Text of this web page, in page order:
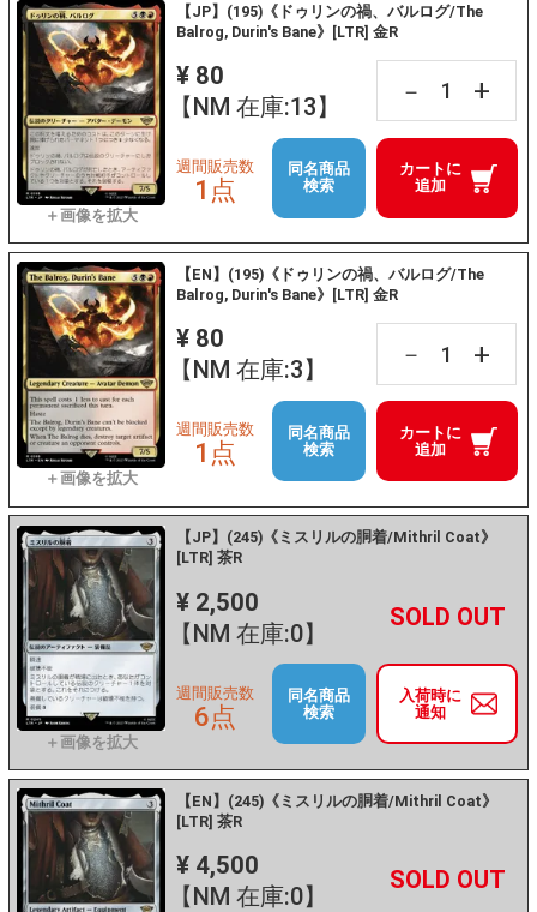
【JP】(195)《ドゥリンの禍、バルログ/The
Balrog, Durin's Bane》[LTR] 金R
¥ 80
【NM 在庫:13】
－ +
カートに
追加
週間販売数
1点
同名商品
検索
【EN】(195)《ドゥリンの禍、バルログ/The
Balrog, Durin's Bane》[LTR] 金R
¥ 80
【NM 在庫:3】
－ +
カートに
追加
週間販売数
1点
同名商品
検索
【JP】(245)《ミスリルの胴着/Mithril Coat》
[LTR] 茶R
¥ 2,500
【NM 在庫:0】
－ +
入荷時に
通知
週間販売数
6点
同名商品
検索
【EN】(245)《ミスリルの胴着/Mithril Coat》
[LTR] 茶R
¥ 4,500
【NM 在庫:0】
－ +